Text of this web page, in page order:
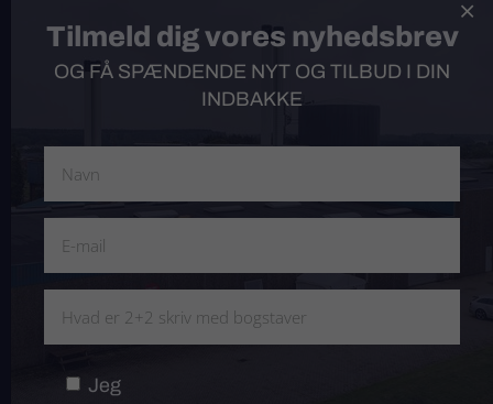

Tilmeld dig vores nyhedsbrev
OG FÅ SPÆNDENDE NYT OG TILBUD I DIN
INDBAKKE
Jeg
få spændende opdateringer, tilbud og
nyheder.
Produkter
Om os